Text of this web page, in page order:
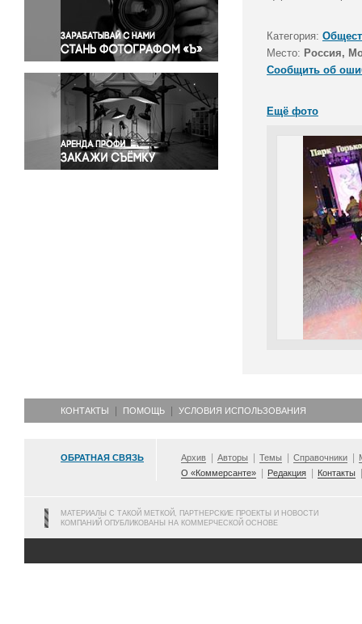
Правосудие
Происшествия и конфликты
Религия
Светская жизнь
Спорт
Экология
Экономика и бизнес
Категория:
Место: Россия,
Сообщить об
Ещё фото
КОНТАКТЫ ПОМОЩЬ УСЛОВИЯ ИСПОЛЬЗОВАНИЯ
ОБРАТНАЯ СВЯЗЬ Архив Авторы Темы Справочники
О «Коммерсанте»
Редакция Контакты
МАТЕРИАЛЫ С ТАКОЙ МЕТКОЙ, ПАРТНЕРСКИЕ ПРОЕКТЫ И НОВОСТИ
КОМПАНИЙ ОПУБЛИКОВАНЫ НА КОММЕРЧЕСКОЙ ОСНОВЕ